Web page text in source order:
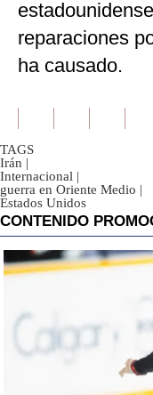
reparaciones
ha causado.
TAGS
Irán |
Internacional |
guerra en Oriente Medio |
Estados Unidos